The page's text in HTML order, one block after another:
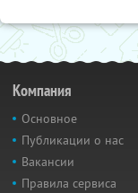
Компания
Основное
Публикации о нас
Вакансии
Правила сервиса